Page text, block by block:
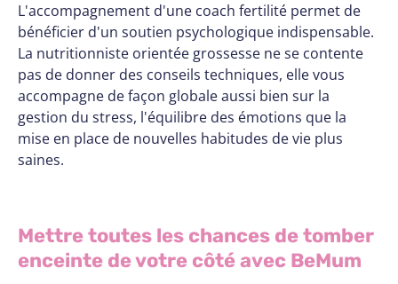
L'accompagnement d'une coach fertilité permet de
bénéficier d'un soutien psychologique indispensable.
La nutritionniste orientée grossesse ne se contente
pas de donner des conseils techniques, elle vous
accompagne de façon globale aussi bien sur la
gestion du stress, l'équilibre des émotions que la
mise en place de nouvelles habitudes de vie plus
saines.
Mettre toutes les chances de tomber
enceinte de votre côté avec BeMum